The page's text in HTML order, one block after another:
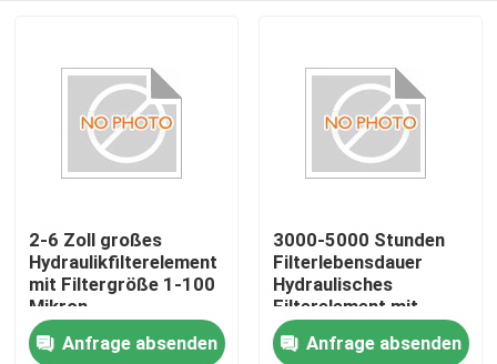
Heim
2-6 Zoll großes
Hydraulikfilterelement
mit Filtergröße 1-100
Mikron
Anfrage absenden
3000-5000 Stunden
Filterlebensdauer
Hydraulisches
Filterelement mit
99,99% Wirksamkeit
und Glasfasermedien
Anfrage absenden